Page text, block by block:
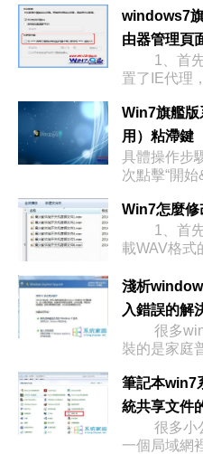
windows7
由器管理頁
1、首先
置了IE代理
Win7旗艦版
用）粘滯鍵
具體操作步
次點擊“開始
Win7怎麼修
1、首先
載WAV格式
淺析
入錯誤的解
很多win7
裝的是家庭
筆記本win7
統共享文件
很多小公
一個局域網